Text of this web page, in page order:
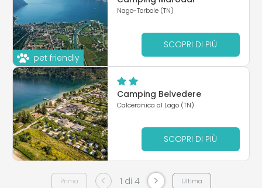
pet friendly
Nago-Torbole (TN)
SCOPRI DI PIÙ
Camping Belvedere
Calceranica al Lago (TN)
SCOPRI DI PIÙ
Prima < 1 di 4 > Ultima